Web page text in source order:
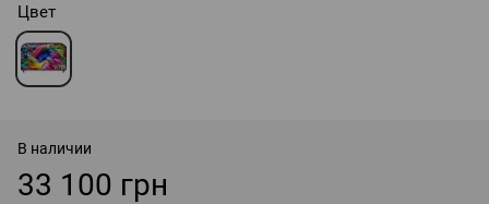
Цвет
В наличии
33 100 грн